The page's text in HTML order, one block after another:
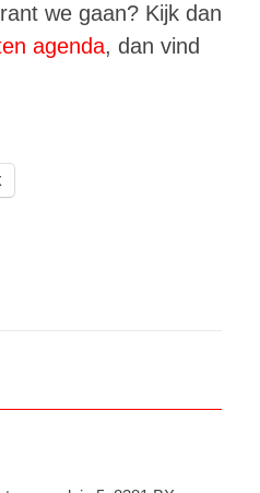
we gaan? Kijk dan
agenda, dan vind